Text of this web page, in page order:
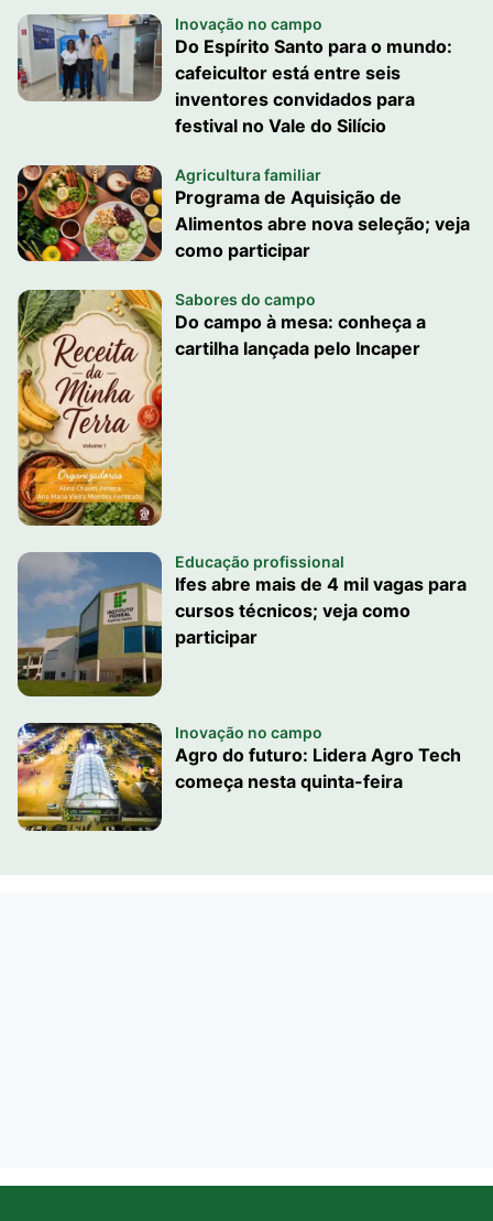
Inovação no campo
Do Espírito Santo para o mundo:
cafeicultor está entre seis
inventores convidados para
festival no Vale do Silício
Agricultura familiar
Programa de Aquisição de
Alimentos abre nova seleção; veja
como participar
Sabores do campo
Do campo à mesa: conheça a
cartilha lançada pelo Incaper
Educação profissional
Ifes abre mais de 4 mil vagas para
cursos técnicos; veja como
participar
Inovação no campo
Agro do futuro: Lidera Agro Tech
começa nesta quinta-feira